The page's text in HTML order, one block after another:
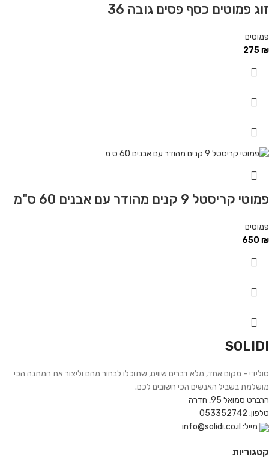
זוג פמוטים כסף פסים גובה 36
פמוטים
275₪
פמוטי קריסטל 9 קנים מהודר עם אבנים 60 ס"מ
פמוטים
650 ₪
SOLIDI
סולידי - מקום אחד, מלא דברים שווים, שתוכלו לבחור מהם וליצור את המתנה הכי
מושלמת בשביל האנשים הכי חשובים לכם.
הרברט סמואל 95, חדרה
טלפון: 053352742
מייל: info@solidi.co.il
קטגוריות